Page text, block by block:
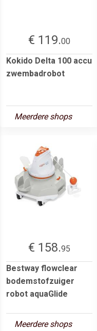
€ 119.00
Kokido Delta 100 accu
zwembadrobot
Meerdere shops
€ 158.95
Bestway flowclear
bodemstofzuiger
robot aquaGlide
Meerdere shops